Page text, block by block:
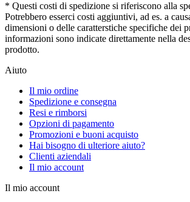
* Questi costi di spedizione si riferiscono alla
Potrebbero esserci costi aggiuntivi, ad es. a
dimensioni o delle caratterstiche specifiche dei
informazioni sono indicate direttamente nella
prodotto.
Aiuto
Il mio ordine
Spedizione e consegna
Resi e rimborsi
Opzioni di pagamento
Promozioni e buoni acquisto
Hai bisogno di ulteriore aiuto?
Clienti aziendali
Il mio account
Il mio account